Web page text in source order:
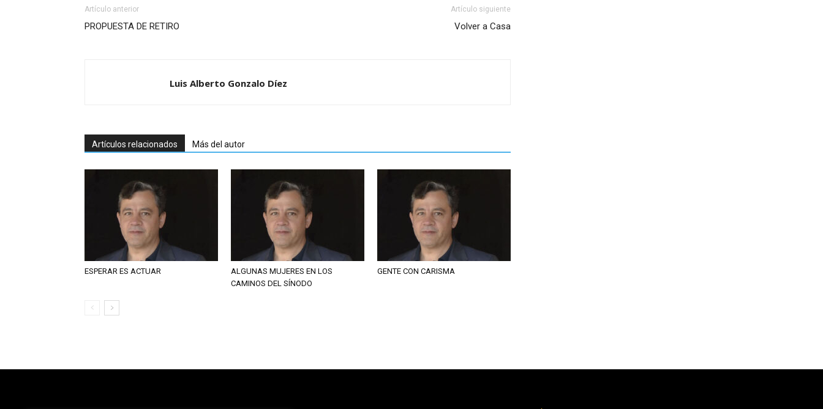
Artículo anterior
PROPUESTA DE RETIRO
Artículo siguiente
Volver a Casa
Luis Alberto Gonzalo Díez
Artículos relacionados Más del autor
ESPERAR ES ACTUAR
ALGUNAS MUJERES EN LOS
CAMINOS DEL SÍNODO
GENTE CON CARISMA